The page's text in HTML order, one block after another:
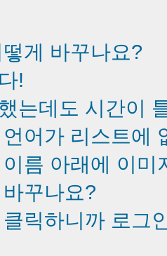
게 바꾸나요?
!
는데도 시간이
어가 리스트에
름 아래에 이미
꾸나요?
릭하니까 로그